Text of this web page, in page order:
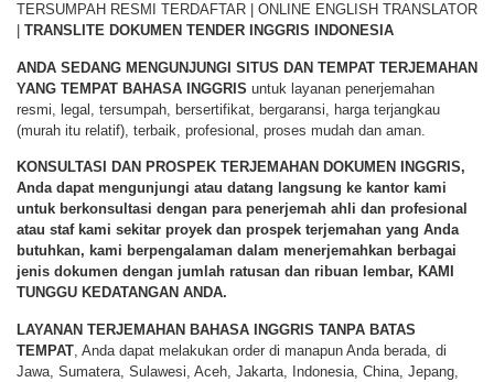
TERSUMPAH RESMI TERDAFTAR | ONLINE ENGLISH TRANSLATOR
TRANSLITE DOKUMEN TENDER INGGRIS INDONESIA
ANDA SEDANG MENGUNJUNGI SITUS DAN TEMPAT TERJEMAHAN
YANG TEMPAT BAHASA INGGRIS untuk layanan penerjemahan
resmi, legal, tersumpah, bersertifikat, bergaransi, harga terjangkau
(murah itu relatif), terbaik, profesional, proses mudah dan aman.
KONSULTASI DAN PROSPEK TERJEMAHAN DOKUMEN INGGRIS,
Anda dapat mengunjungi atau datang langsung ke kantor kami
untuk berkonsultasi dengan para penerjemah ahli dan profesional
atau staf kami sekitar proyek dan prospek terjemahan yang Anda
butuhkan, kami berpengalaman dalam menerjemahkan berbagai
jenis dokumen dengan jumlah ratusan dan ribuan lembar, KAMI
TUNGGU KEDATANGAN ANDA.
LAYANAN TERJEMAHAN BAHASA INGGRIS TANPA BATAS
TEMPAT , Anda dapat melakukan order di manapun Anda berada, di
Jawa, Sumatera, Sulawesi, Aceh, Jakarta, Indonesia, China, Jepang,